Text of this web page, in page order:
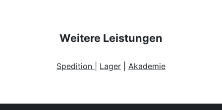
Weitere Leistungen
Spedition Lager Akademie